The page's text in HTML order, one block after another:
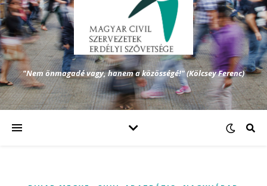
"Nem önmagadé vagy, hanem a közösségé!" (Kölcsey Ferenc)